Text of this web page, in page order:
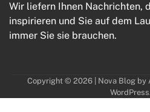
Wir liefern Ihnen Nachrichten,
inspirieren und Sie auf dem
immer Sie sie brauchen.
Copyright © 2026 | Nova Blog by
WordPress.